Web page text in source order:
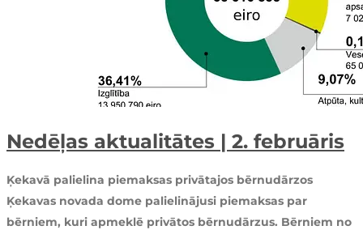
Nedēļas aktualitātes | 2. februāris
Ķekavā palielina piemaksas privātajos bērnudārzos
Ķekavas novada dome palielinājusi piemaksas par
bērniem, kuri apmeklē privātos bērnudārzus. Bērniem no